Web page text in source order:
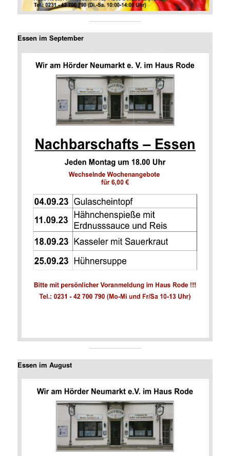
Essen im September
Essen im August